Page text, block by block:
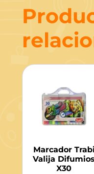
Marcador Trabi
Valija Difumios
X30